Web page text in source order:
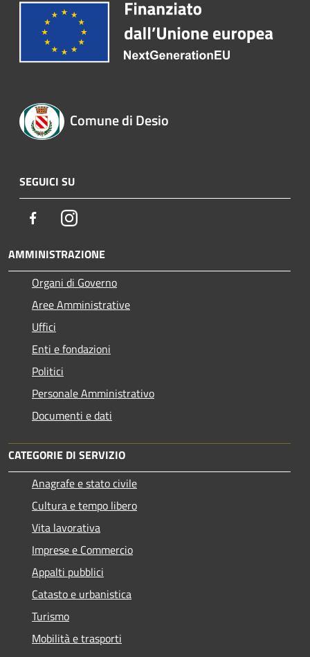
Comune di Desio
SEGUICI SU
FacebookInstagram
AMMINISTRAZIONE
Organi di Governo
Aree Amministrative
Uffici
Enti e fondazioni
Politici
Personale Amministrativo
Documenti e dati
CATEGORIE DI SERVIZIO
Anagrafe e stato civile
Cultura e tempo libero
Vita lavorativa
Imprese e Commercio
Appalti pubblici
Catasto e urbanistica
Turismo
Mobilità e trasporti